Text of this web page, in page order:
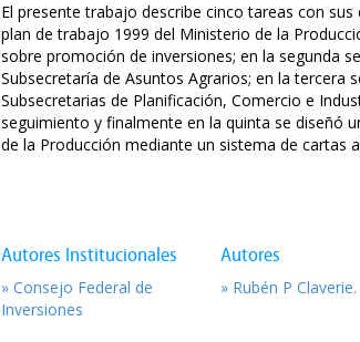
El presente trabajo describe cinco tareas con
plan de trabajo 1999 del Ministerio de la
sobre promoción de inversiones; en la segunda
Subsecretaría de Asuntos Agrarios; en la tercera
Subsecretarias de Planificación, Comercio e
seguimiento y finalmente en la quinta se diseñó
de la Producción mediante un sistema de cartas
Autores Institucionales
» Consejo Federal de
Inversiones
Autores
» Rubén P Claverie.